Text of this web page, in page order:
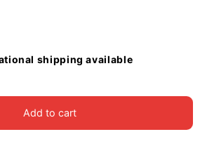
shipping available
Add to cart